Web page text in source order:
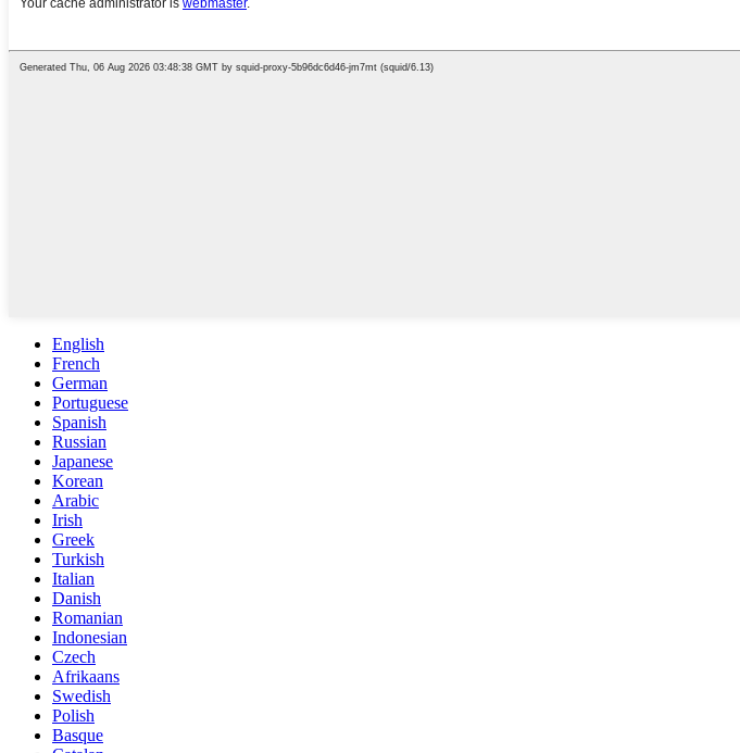
English
French
German
Portuguese
Spanish
Russian
Japanese
Korean
Arabic
Irish
Greek
Turkish
Italian
Danish
Romanian
Indonesian
Czech
Afrikaans
Swedish
Polish
Basque